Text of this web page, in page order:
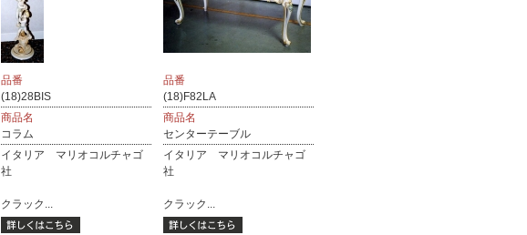
品番
(18)28BIS
商品名
コラム
イタリア マリオコルチャゴ
社
クラック...
品番
(18)F82LA
商品名
センターテーブル
イタリア マリオコルチャゴ
社
クラック...